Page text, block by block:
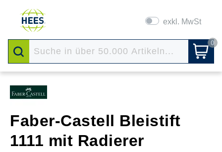
exkl. MwSt
0
Faber-Castell Bleistift
1111 mit Radierer